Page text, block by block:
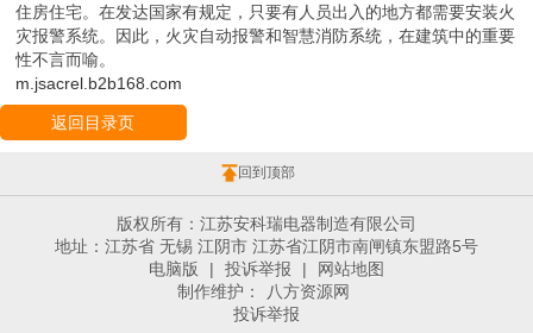
住房住宅。在发达国家有规定，只要有人员出入的地方都需要安装火
灾报警系统。因此，火灾自动报警和智慧消防系统，在建筑中的重要
性不言而喻。
m.jsacrel.b2b168.com
返回目录页
回到顶部
版权所有：江苏安科瑞电器制造有限公司
地址：江苏省 无锡 江阴市 江苏省江阴市南闸镇东盟路5号
电脑版
| 投诉举报 |
网站地图
制作维护：
八方资源网
投诉举报